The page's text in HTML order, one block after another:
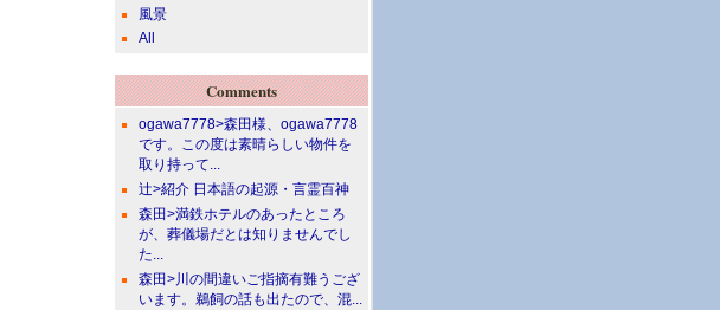
風景
All
Comments
ogawa7778>森田様、ogawa7778
です。この度は素晴らしい物件を
取り持って...
辻>紹介 日本語の起源・言霊百神
森田>満鉄ホテルのあったところ
が、葬儀場だとは知りませんでし
た...
森田>川の間違いご指摘有難うござ
います。鵜飼の話も出たので、混...